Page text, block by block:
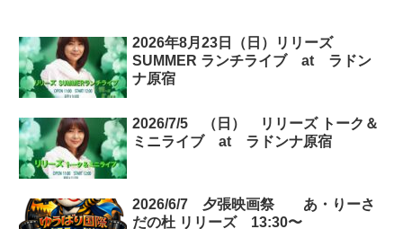
2026年8月23日（日）リリーズ
SUMMER ランチライブ at ラドン
ナ原宿
2026/7/5 （日） リリーズ トーク＆
ミニライブ at ラドンナ原宿
2026/6/7 夕張映画祭 あ・りーさ
だの杜 リリーズ 13:30〜